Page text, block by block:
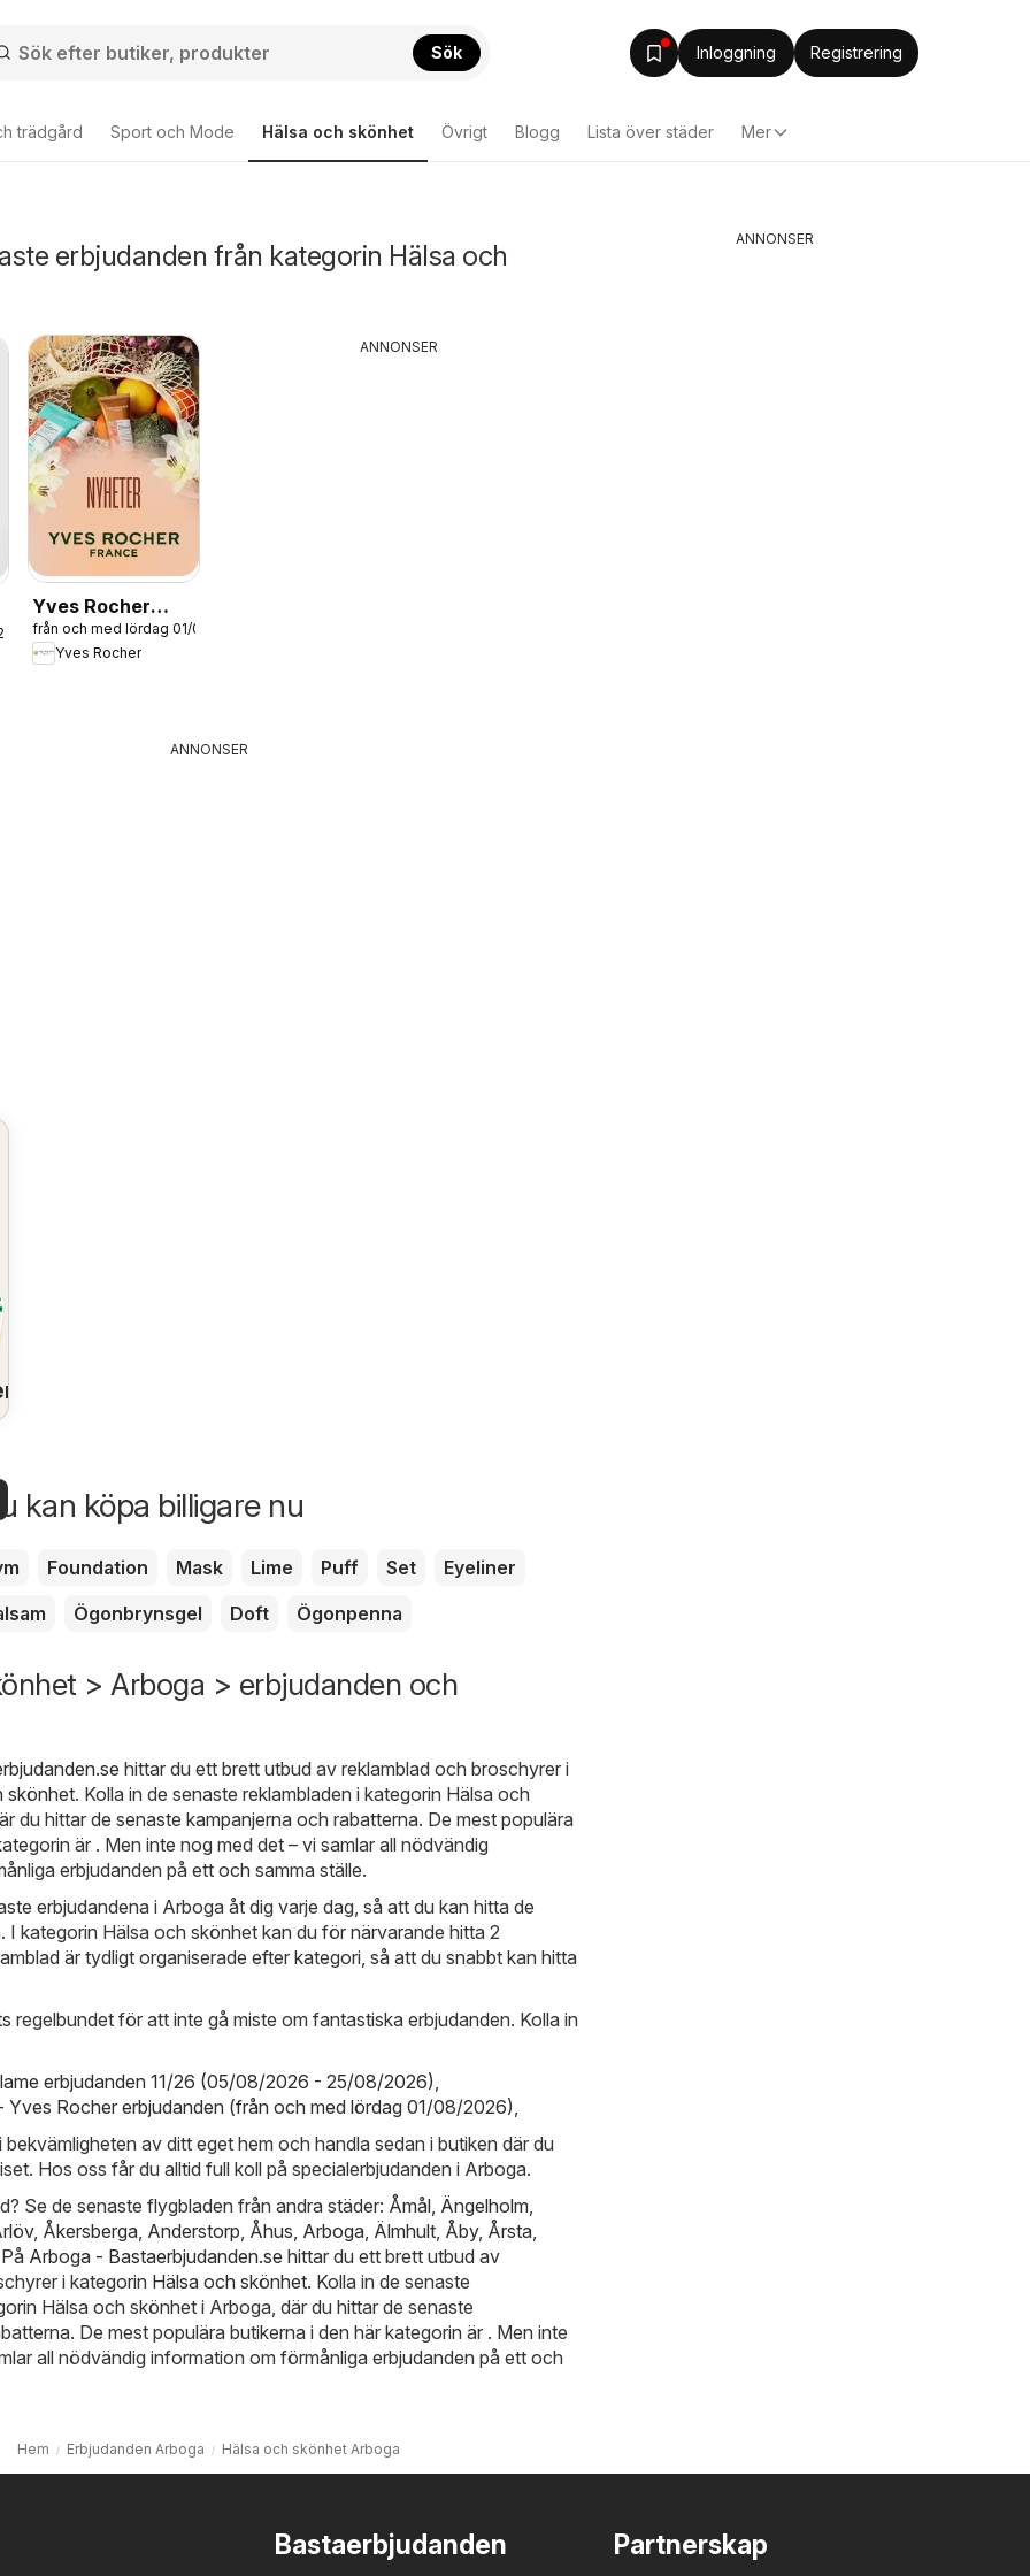
Sök Inloggning Registrering
trädgård Sport och Mode Hälsa och skönhet Övrigt Blogg Lista över städer Mer
erbjudanden från kategorin Hälsa och
Yves Rocher
erbjudanden
från och med lördag 01/08/2026
Yves Rocher
ANNONSER
ANNONSER
kan köpa billigare nu
Foundation Mask Lime Puff Set
Eyeliner
Ögonbrynsgel Doft Ögonpenna
> Arboga > erbjudanden och
hittar du ett brett utbud av reklamblad och broschyrer i
skönhet. Kolla in de senaste reklambladen i kategorin Hälsa och
du hittar de senaste kampanjerna och rabatterna. De mest populära
är . Men inte nog med det – vi samlar all nödvändig
erbjudanden på ett och samma ställe.
erbjudandena i Arboga åt dig varje dag, så att du kan hitta de
I kategorin Hälsa och skönhet kan du för närvarande hitta 2
är tydligt organiserade efter kategori, så att du snabbt kan hitta
regelbundet för att inte gå miste om fantastiska erbjudanden. Kolla in
erbjudanden 11/26 (05/08/2026 - 25/08/2026),
Yves Rocher erbjudanden (från och med lördag 01/08/2026),
bekvämligheten av ditt eget hem och handla sedan i butiken där du
Hos oss får du alltid full koll på specialerbjudanden i Arboga.
Se de senaste flygbladen från andra städer: Åmål, Ängelholm,
, Åkersberga, Anderstorp, Åhus, Arboga, Älmhult, Åby, Årsta,
Arboga - Bastaerbjudanden.se hittar du ett brett utbud av
i kategorin Hälsa och skönhet. Kolla in de senaste
Hälsa och skönhet i Arboga, där du hittar de senaste
De mest populära butikerna i den här kategorin är . Men inte
all nödvändig information om förmånliga erbjudanden på ett och
Hem Erbjudanden Arboga Hälsa och skönhet Arboga
ANNONSER
Bastaerbjudanden Partnerskap